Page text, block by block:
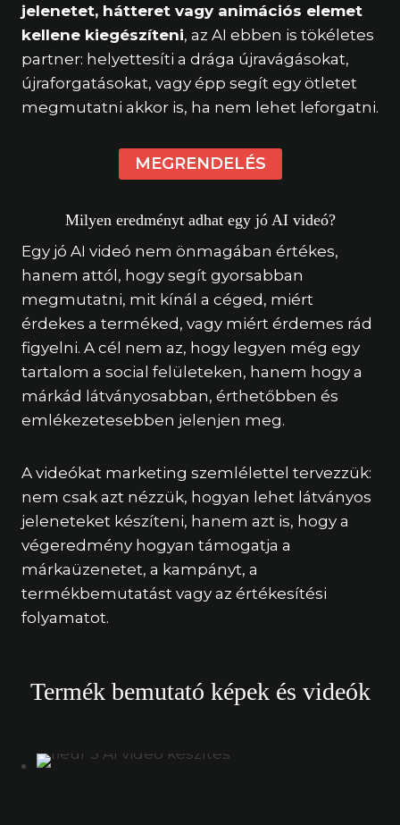
jelenetet, hátteret vagy animációs elemet
kellene kiegészíteni, az AI ebben is tökéletes
partner: helyettesíti a drága újravágásokat,
újraforgatásokat, vagy épp segít egy ötletet
megmutatni akkor is, ha nem lehet leforgatni.
MEGRENDELÉS
Milyen eredményt adhat egy jó AI videó?
Egy jó AI videó nem önmagában értékes,
hanem attól, hogy segít gyorsabban
megmutatni, mit kínál a céged, miért
érdekes a terméked, vagy miért érdemes rád
figyelni. A cél nem az, hogy legyen még egy
tartalom a social felületeken, hanem hogy a
márkád látványosabban, érthetőbben és
emlékezetesebben jelenjen meg.
A videókat marketing szemlélettel tervezzük:
nem csak azt nézzük, hogyan lehet látványos
jeleneteket készíteni, hanem azt is, hogy a
végeredmény hogyan támogatja a
márkaüzenetet, a kampányt, a
termékbemutatást vagy az értékesítési
folyamatot.
Termék bemutató képek és videók